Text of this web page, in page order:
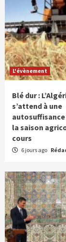
L'évènement
Blé dur :
s’attend à une
la saison
cours
6 jours ago